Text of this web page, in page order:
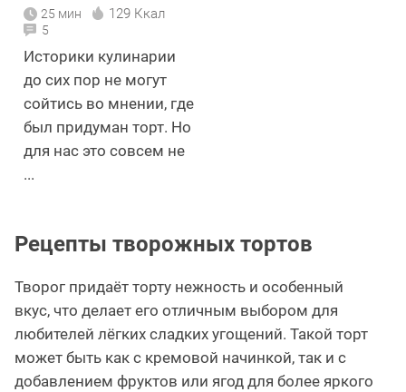
25 мин 129 Ккал
5
Историки кулинарии
до сих пор не могут
сойтись во мнении, где
был придуман торт. Но
для нас это совсем не
...
Рецепты творожных тортов
Творог придаёт торту нежность и особенный
вкус, что делает его отличным выбором для
любителей лёгких сладких угощений. Такой торт
может быть как с кремовой начинкой, так и с
добавлением фруктов или ягод для более яркого